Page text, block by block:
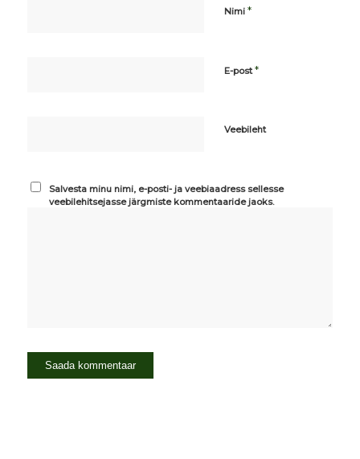
Nimi *
E-post*
Veebileht
Salvesta minu nimi, e-posti- ja veebiaadress sellesse
veebilehitsejasse järgmiste kommentaaride jaoks.